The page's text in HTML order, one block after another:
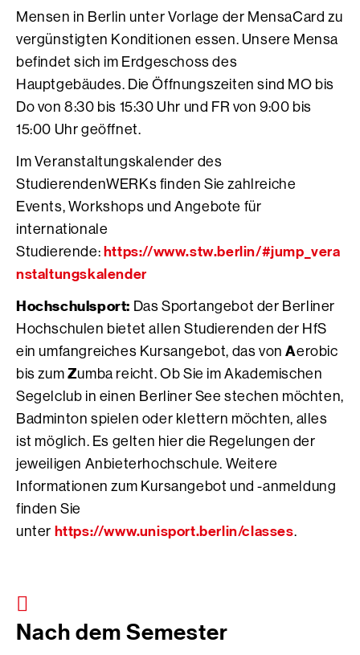
Mensen in Berlin unter Vorlage der MensaCard zu
vergünstigten Konditionen essen. Unsere Mensa
befindet sich im Erdgeschoss des
Hauptgebäudes. Die Öffnungszeiten sind MO bis
Do von 8:30 bis 15:30 Uhr und FR von 9:00 bis
15:00 Uhr geöffnet.
Im Veranstaltungskalender des
StudierendenWERKs finden Sie zahlreiche
Events, Workshops und Angebote für
internationale
Studierende: https://www.stw.berlin/#jump_vera
nstaltungskalender
Hochschulsport: Das Sportangebot der Berliner
Hochschulen bietet allen Studierenden der HfS
ein umfangreiches Kursangebot, das vonAerobic
bis zum Zumba reicht. Ob Sie im Akademischen
Segelclub in einen Berliner See stechen möchten,
Badminton spielen oder klettern möchten, alles
ist möglich. Es gelten hier die Regelungen der
jeweiligen Anbieterhochschule. Weitere
Informationen zum Kursangebot und -anmeldung
finden Sie
unter https://www.unisport.berlin/classes.
Nach dem Semester